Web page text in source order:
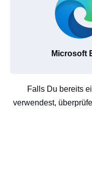
Microsoft
Falls Du bereits
verwendest,